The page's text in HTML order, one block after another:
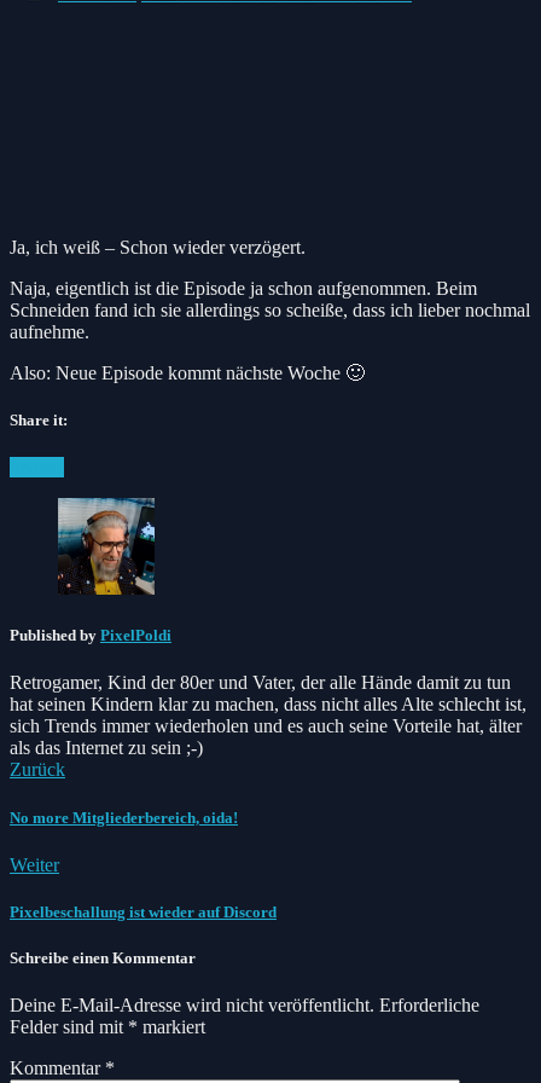
Ja, ich weiß – Schon wieder verzögert.
Naja, eigentlich ist die Episode ja schon aufgenommen. Beim
Schneiden fand ich sie allerdings so scheiße, dass ich lieber nochmal
aufnehme.
Also: Neue Episode kommt nächste Woche 🙂
Share it:
Published by PixelPoldi
Retrogamer, Kind der 80er und Vater, der alle Hände damit zu tun
hat seinen Kindern klar zu machen, dass nicht alles Alte schlecht ist,
sich Trends immer wiederholen und es auch seine Vorteile hat, älter
als das Internet zu sein ;-)
Zurück
No more Mitgliederbereich, oida!
Weiter
Pixelbeschallung ist wieder auf Discord
Schreibe einen Kommentar
Deine E-Mail-Adresse wird nicht veröffentlicht. Erforderliche
Felder sind mit * markiert
Kommentar *